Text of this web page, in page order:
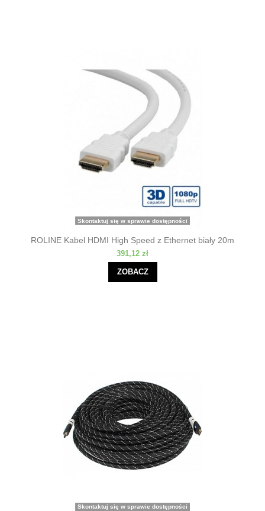
Skontaktuj się w sprawie dostępności
ROLINE Kabel HDMI High Speed z Ethernet biały 20m
391,12 zł
ZOBACZ
Skontaktuj się w sprawie dostępności